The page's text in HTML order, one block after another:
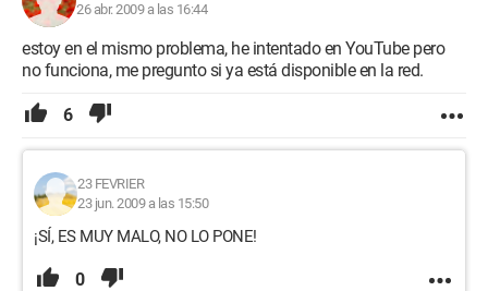
26 abr. 2009 a las 16:44
estoy en el mismo problema, he intentado en YouTube pero
no funciona, me pregunto si ya está disponible en la red.
6
23 FEVRIER
23 jun. 2009 a las 15:50
¡SÍ, ES MUY MALO, NO LO PONE!
0